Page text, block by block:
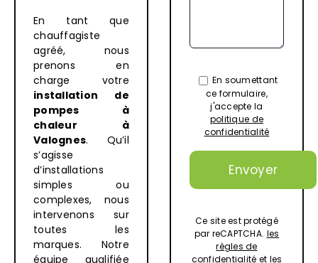
En tant que
chauffagiste
agréé, nous
prenons en
charge votre
installation de
pompes à
chaleur à
Valognes. Qu’il
s’agisse
d’installations
simples ou
complexes, nous
intervenons sur
toutes les
marques. Notre
équipe qualifiée
En soumettant
ce formulaire,
j'accepte la
politique de
confidentialité
Ce site est protégé
par reCAPTCHA. les
règles de
confidentialité et les